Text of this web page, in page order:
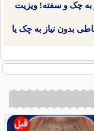
به چک و سفته! ویزیت
بدون نیاز به چک یا